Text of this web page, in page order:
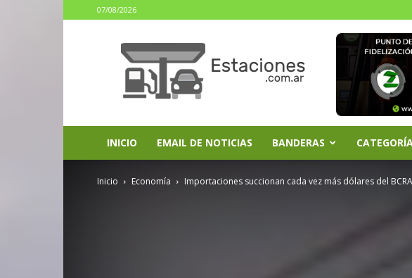
07/08/2026
INICIO EMAIL DE NOTICIAS BANDERAS
Inicio Economía Importaciones succionan cada vez más dólares del